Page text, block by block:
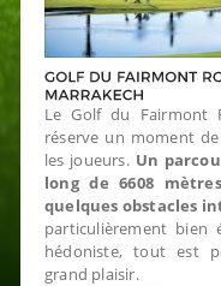
Le Golf du Fairmont
réserve un moment
les joueurs. Un
long de 6608
quelques obstacles
particulièrement bien
hédoniste, tout est
grand plaisir.